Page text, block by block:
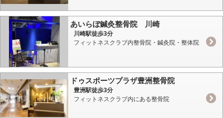
あいらぼ鍼灸整骨院 川崎
川崎駅徒歩3分
フィットネスクラブ内整骨院・鍼灸院・整体院
ドゥスポーツプラザ豊洲整骨院
豊洲駅徒歩3分
フィットネスクラブ内にある整骨院